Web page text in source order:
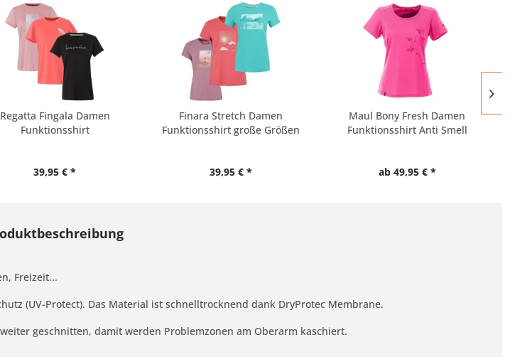
Regatta Fingala Damen
Funktionsshirt
39,95 € *
Finara Stretch Damen
Funktionsshirt große Größen
39,95 € *
Maul Bony Fresh Damen
Funktionsshirt Anti Smell
ab 49,95 € *
Freizeit...
(UV-Protect). Das Material ist schnelltrocknend dank DryProtec Membrane.
geschnitten, damit werden Problemzonen am Oberarm kaschiert.